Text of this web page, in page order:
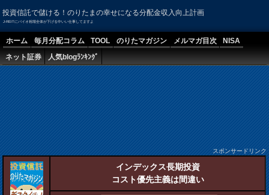
投資信託で儲ける！のりたまの幸せになる分配金収入向上計画
J-REITにバイオ相場全体が下げる中いい仕事してますよ
ホーム 毎月分配コラム TOOL のりたマガジン メルマガ目次
NISA
ネット証券
人気blogﾗﾝｷﾝｸﾞ
スポンサードリンク
インデックス長期投資
コスト優先主義は間違い